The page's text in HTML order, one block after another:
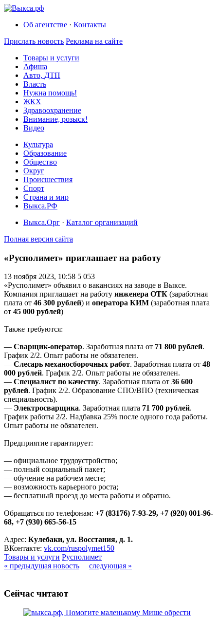
Об агентстве · Контакты
Прислать новость Реклама на сайте
Товары и услуги
Афиша
Авто, ДТП
Власть
Нужна помощь!
ЖКХ
Здравоохранение
Внимание, розыск!
Видео
Культура
Образование
Общество
Округ
Происшествия
Спорт
Страна и мир
Выкса.РФ
Выкса.Орг · Каталог организаций
Полная версия сайта
«Русполимет» приглашает на работу
13 ноября 2023, 10:58 5 053
«Русполимет» объявил о вакансиях на заводе в Выксе.
Компания приглашает на работу инженера ОТК (заработная
плата от 46 300 рублей) и оператора КИМ (заработная плата
от 45 000 рублей)
Также требуются:
— Сварщик-оператор. Заработная плата от 71 800 рублей.
График 2/2. Опыт работы не обязателен.
— Слесарь механосборочных работ. Заработная плата от 48
000 рублей. График 2/2. Опыт работы не обязателен.
— Специалист по качеству. Заработная плата от 36 600
рублей. График 2/2. Образование СПО/ВПО (техническая
специальность).
— Электросварщика. Заработная плата 71 700 рублей.
График работы 2/2. Надбавка 25% после одного года работы.
Опыт работы не обязателен.
Предприятие гарантирует:
— официальное трудоустройство;
— полный социальный пакет;
— обучение на рабочем месте;
— возможность карьерного роста;
— бесплатный проезд до места работы и обратно.
Обращаться по телефонам: +7 (83176) 7-93-29, +7 (920) 001-96-
68, +7 (930) 665-56-15
Адрес: Кулебаки, ул. Восстания, д. 1.
ВКонтакте: vk.com/ruspolymet150
Товары и услуги Русполимет
« предыдущая новость
следующая »
Сейчас читают